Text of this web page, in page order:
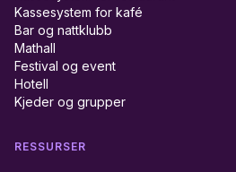
Kassesystem for kafé
Bar og nattklubb
Mathall
Festival og event
Hotell
Kjeder og grupper
RESSURSER